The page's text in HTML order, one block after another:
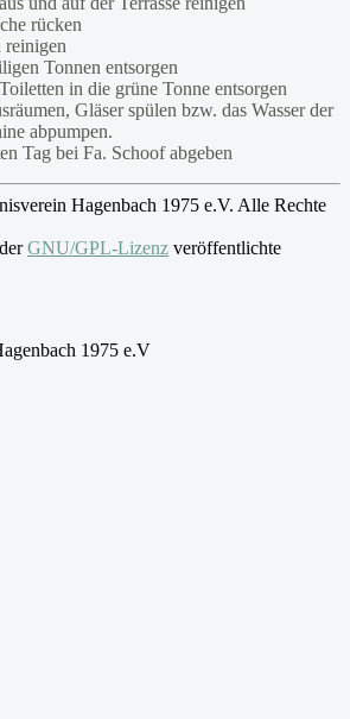
rücken
Tonnen entsorgen
in die grüne Tonne entsorgen
Gläser spülen bzw. das Wasser der
abpumpen.
Tag bei Fa. Schoof abgeben
Hagenbach 1975 e.V. Alle Rechte
GNU/GPL-Lizenz veröffentlichte
1975 e.V